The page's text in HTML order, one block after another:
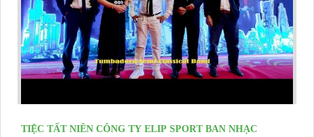
TIỆC TẤT NIÊN CÔNG TY ELIP SPORT BAN NHẠC